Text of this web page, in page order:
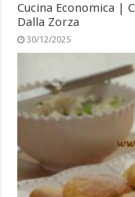
Cucina Economica |
Dalla Zorza
30/12/2025